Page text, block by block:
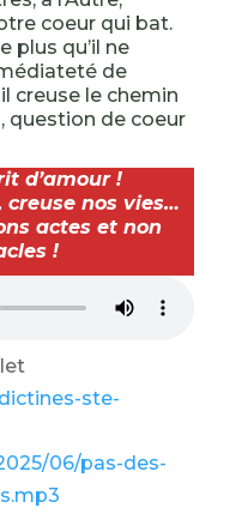
coeur qui bat.
plus qu’il ne
de
il creuse le chemin
question de coeur
d’amour !
creuse nos vies…
actes et non
!
ste-
06/pas-des-